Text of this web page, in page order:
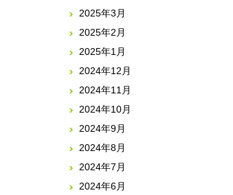
2025年3月
2025年2月
2025年1月
2024年12月
2024年11月
2024年10月
2024年9月
2024年8月
2024年7月
2024年6月